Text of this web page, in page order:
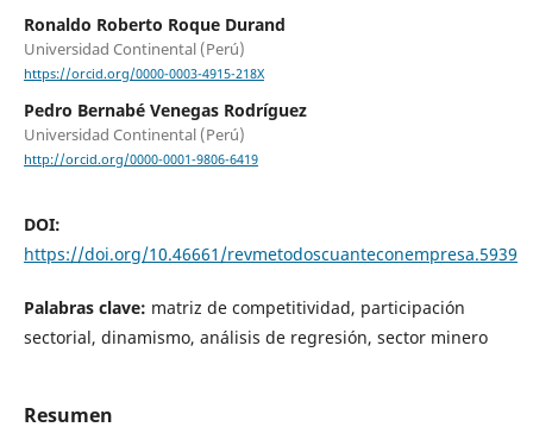
Ronaldo Roberto Roque Durand
Universidad Continental (Perú)
https://orcid.org/0000-0003-4915-218X
Pedro Bernabé Venegas Rodríguez
Universidad Continental (Perú)
http://orcid.org/0000-0001-9806-6419
DOI:
https://doi.org/10.46661/revmetodoscuanteconempresa.5939
Palabras clave: matriz de competitividad, participación
sectorial, dinamismo, análisis de regresión, sector minero
Resumen